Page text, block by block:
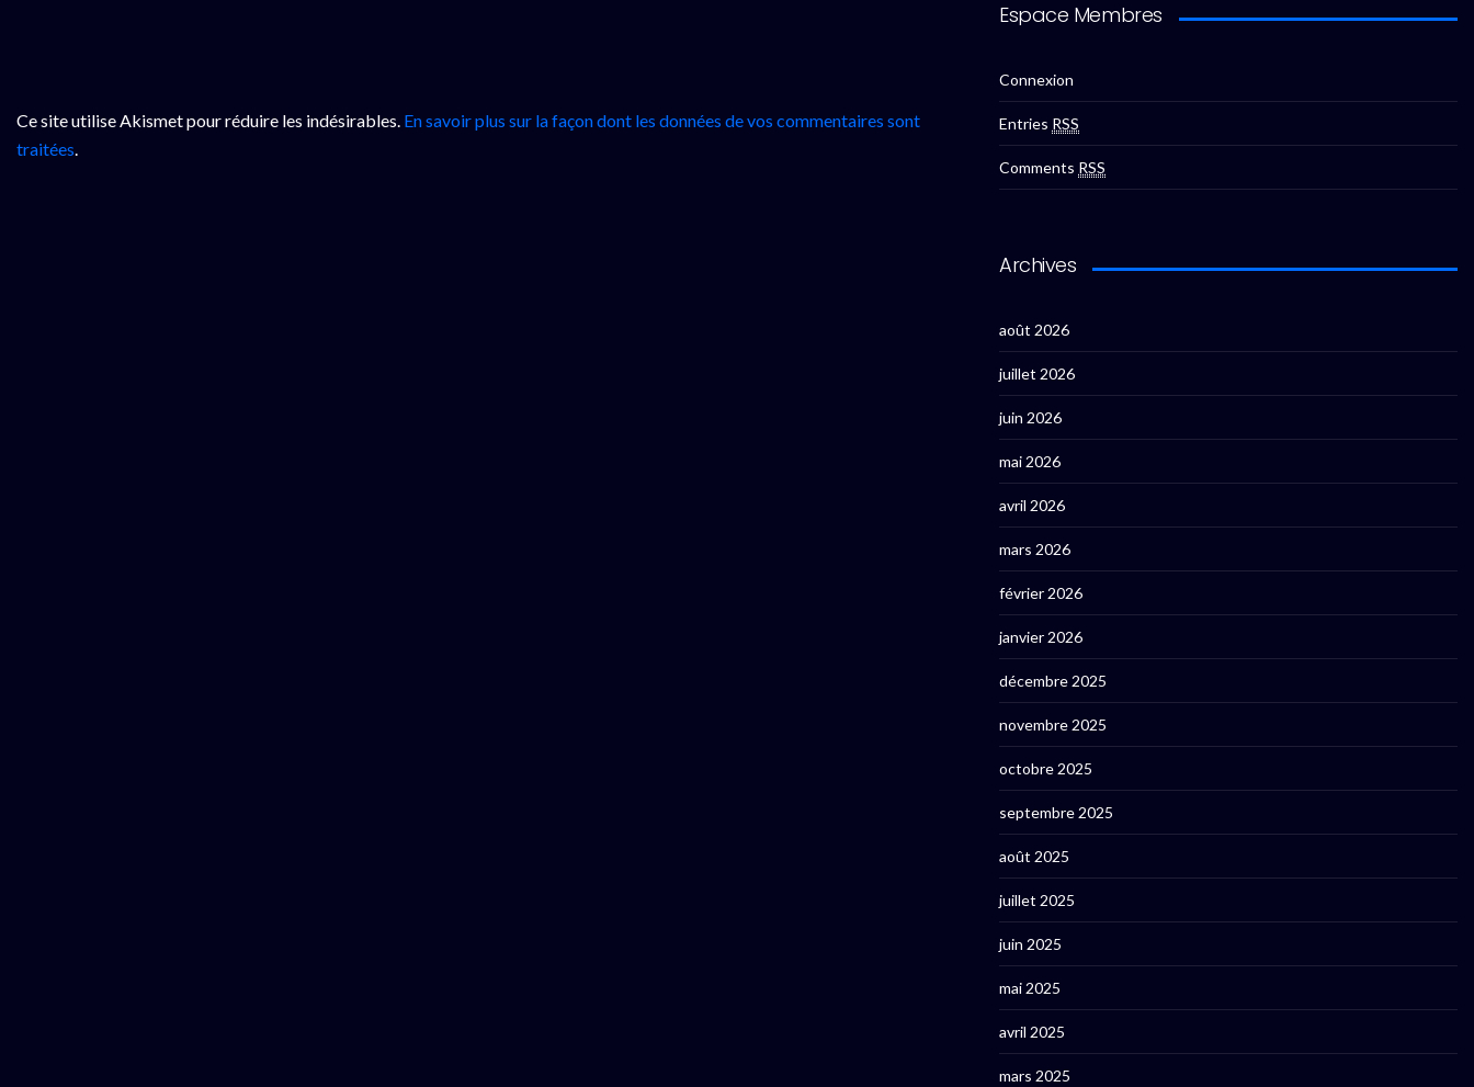
Ce site utilise Akismet pour réduire les indésirables. En savoir plus sur la façon dont les données de vos commentaires sont
traitées.
Espace Membres
Connexion
Entries RSS
Comments RSS
Archives
août 2026
juillet 2026
juin 2026
mai 2026
avril 2026
mars 2026
février 2026
janvier 2026
décembre 2025
novembre 2025
octobre 2025
septembre 2025
août 2025
juillet 2025
juin 2025
mai 2025
avril 2025
mars 2025